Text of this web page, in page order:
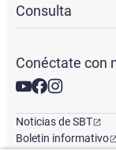
Consulta
Conéctate con
Noticias de SBT
Boletin informativo